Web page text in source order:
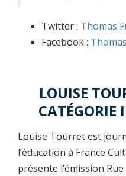
Twitter : Thomas
Facebook :
LOUISE
CATÉGORIE
Louise Tourret est
l’éducation à France
présente l’émission